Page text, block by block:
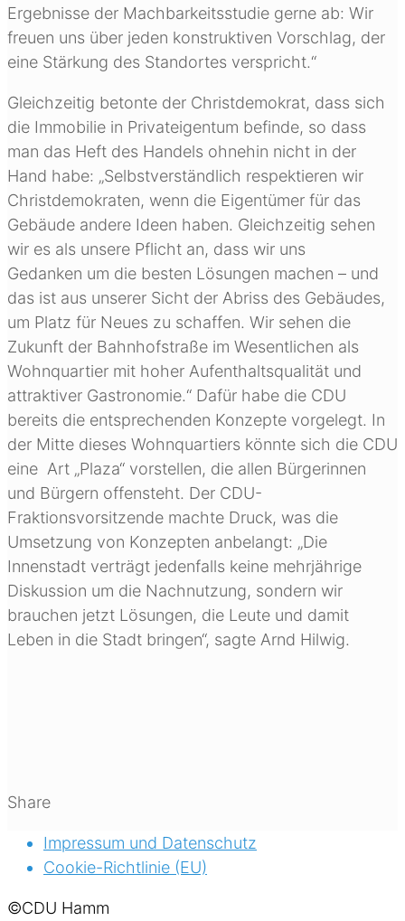
Ergebnisse der Machbarkeitsstudie gerne ab: Wir
freuen uns über jeden konstruktiven Vorschlag, der
eine Stärkung des Standortes verspricht.“
Gleichzeitig betonte der Christdemokrat, dass sich
die Immobilie in Privateigentum befinde, so dass
man das Heft des Handels ohnehin nicht in der
Hand habe: „Selbstverständlich respektieren wir
Christdemokraten, wenn die Eigentümer für das
Gebäude andere Ideen haben. Gleichzeitig sehen
wir es als unsere Pflicht an, dass wir uns
Gedanken um die besten Lösungen machen – und
das ist aus unserer Sicht der Abriss des Gebäudes,
um Platz für Neues zu schaffen. Wir sehen die
Zukunft der Bahnhofstraße im Wesentlichen als
Wohnquartier mit hoher Aufenthaltsqualität und
attraktiver Gastronomie.“ Dafür habe die CDU
bereits die entsprechenden Konzepte vorgelegt. In
der Mitte dieses Wohnquartiers könnte sich die CDU
eine Art „Plaza“ vorstellen, die allen Bürgerinnen
und Bürgern offensteht. Der CDU-
Fraktionsvorsitzende machte Druck, was die
Umsetzung von Konzepten anbelangt: „Die
Innenstadt verträgt jedenfalls keine mehrjährige
Diskussion um die Nachnutzung, sondern wir
brauchen jetzt Lösungen, die Leute und damit
Leben in die Stadt bringen“, sagte Arnd Hilwig.
Share
Impressum und Datenschutz
Cookie-Richtlinie (EU)
©CDU Hamm